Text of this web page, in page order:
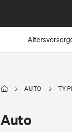
AUTO
Auto